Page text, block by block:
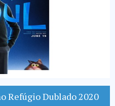
Refúgio Dublado 2020